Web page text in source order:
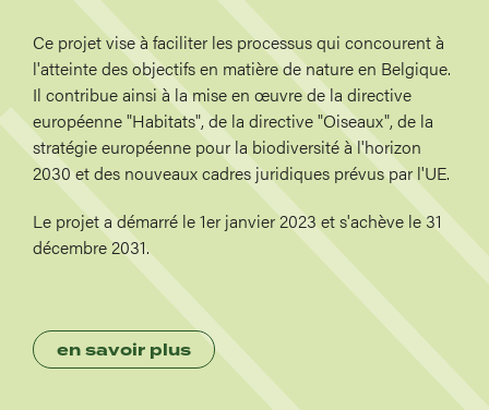
Ce projet vise à faciliter les processus qui concourent à
l'atteinte des objectifs en matière de nature en Belgique.
Il contribue ainsi à la mise en œuvre de la directive
européenne "Habitats", de la directive "Oiseaux", de la
stratégie européenne pour la biodiversité à l'horizon
2030 et des nouveaux cadres juridiques prévus par l'UE.
Le projet a démarré le 1er janvier 2023 et s'achève le 31
décembre 2031.
en savoir plus